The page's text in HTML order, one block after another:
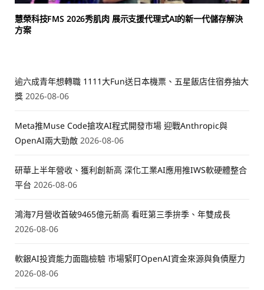
慧榮科技FMS 2026秀肌肉 展示支援代理式AI的新一代儲存解決
方案
逾六成青年想轉職 1111大Fun送日本機票、五星飯店住宿券抽大
獎 2026-08-06
Meta推Muse Code搶攻AI程式開發市場 迎戰Anthropic與
OpenAI兩大勁敵 2026-08-06
研華上半年營收、獲利創新高 深化工業AI應用推IWS軟硬體整合
平台 2026-08-06
鴻海7月營收首破9465億元新高 看旺第三季拚季、年雙成長
2026-08-06
軟銀AI投資能力面臨檢驗 市場緊盯OpenAI資金來源與負債壓力
2026-08-06